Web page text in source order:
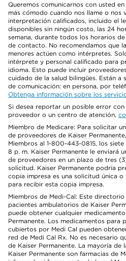
Queremos comunicarnos con usted
más cómodo cuando nos llame o nos
interpretación calificados, incluido el
disponibles sin ningún costo, las 24
semana, durante todos los horarios
de contacto. No recomendamos que
menores actúen como intérpretes.
intérprete y personal calificado para
idioma. Esto puede incluir
cuidado de la salud bilingües. Están a
de comunicación: en persona, por
Obtenga información sobre los
Si desea reportar un posible error
proveedor o un centro de atención,
Miembro de Medicare: Para solicitar
de proveedores de Kaiser
Miembros al 1-800-443-0815, los
8 p. m. Kaiser Permanente le enviará
de proveedores en un plazo de tres
solicitud. Kaiser Permanente podría
copia impresa es una solicitud única
para recibir esta copia impresa.
Miembros de Medi-Cal: Este
pacientes ambulatorios de Kaiser
puede obtener cualquier
Permanente. Los medicamentos para
cubiertos por Medi Cal pueden
red de Medi Cal Rx. No es necesario
de Kaiser Permanente. La mayoría de
Kaiser Permanente son farmacias de